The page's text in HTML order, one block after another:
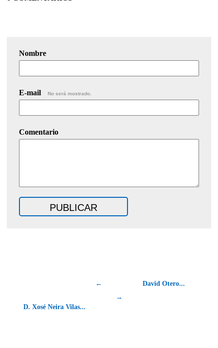
Nombre
E-mail No será mostrado.
Comentario
←
D. Xosé Neira Vilas...
David Otero...
→